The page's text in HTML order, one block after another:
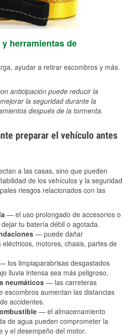
herramientas de
ayudar a retirar escombros y más.
anticipación puede reducir la
la seguridad durante la
después de la tormenta.
preparar el vehículo antes
a las casas, sino que pueden
de los vehículos y la seguridad
riesgos relacionados con las
— el uso prolongado de accesorios o
tu batería débil o agotada.
— puede dañar
motores, chasis, partes de
los limpiaparabrisas desgastados
lluvia intensa sea más peligroso.
neumáticos — las carreteras
escombros aumentan las distancias
accidentes.
— el almacenamiento
de agua pueden comprometer la
y el desempeño del motor.